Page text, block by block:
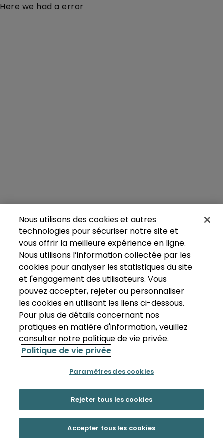
Here we had a error
Nous utilisons des cookies et autres
technologies pour sécuriser notre site et
vous offrir la meilleure expérience en ligne.
Nous utilisons l’information collectée par les
cookies pour analyser les statistiques du site
et l'engagement des utilisateurs. Vous
pouvez accepter, rejeter ou personnaliser
les cookies en utilisant les liens ci-dessous.
Pour plus de détails concernant nos
pratiques en matière d'information, veuillez
consulter notre politique de vie privée.
Politique de vie privée
Paramètres des cookies
Rejeter tous les cookies
Accepter tous les cookies